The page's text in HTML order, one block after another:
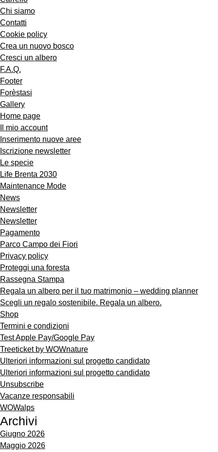
Chi siamo
Contatti
Cookie policy
Crea un nuovo bosco
Cresci un albero
F.A.Q.
Footer
Forèstasi
Gallery
Home page
Il mio account
Inserimento nuove aree
Iscrizione newsletter
Le specie
Life Brenta 2030
Maintenance Mode
News
Newsletter
Newsletter
Pagamento
Parco Campo dei Fiori
Privacy policy
Proteggi una foresta
Rassegna Stampa
Regala un albero per il tuo matrimonio – wedding planner
Scegli un regalo sostenibile. Regala un albero.
Shop
Termini e condizioni
Test Apple Pay/Google Pay
Treeticket by WOWnature
Ulteriori informazioni sul progetto candidato
Ulteriori informazioni sul progetto candidato
Unsubscribe
Vacanze responsabili
WOWalps
Archivi
Giugno 2026
Maggio 2026